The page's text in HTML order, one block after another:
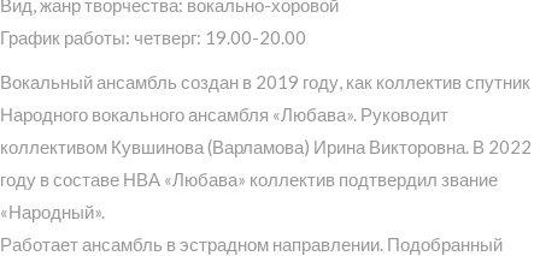
Вид, жанр творчества: вокально-хоровой
График работы: четверг: 19.00-20.00
Вокальный ансамбль создан в 2019 году, как коллектив спутник
Народного вокального ансамбля «Любава». Руководит
коллективом Кувшинова (Варламова) Ирина Викторовна. В 2022
году в составе НВА «Любава» коллектив подтвердил звание
«Народный».
Работает ансамбль в эстрадном направлении. Подобранный